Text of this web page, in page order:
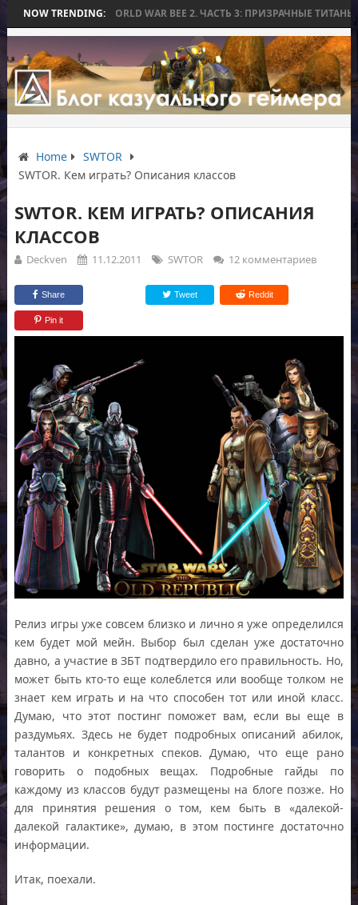
NOW TRENDING:
БИТВЫ WORLD WAR BEE 2. ЧАСТЬ 3: ПРИЗРАЧНЫЕ ТИТАНЫ И
Home
SWTOR
SWTOR. Кем играть? Описания классов
SWTOR. КЕМ ИГРАТЬ? ОПИСАНИЯ
КЛАССОВ
Deckven 11.12.2011 SWTOR 12 комментариев
Share Tweet Reddit
Pin it
Релиз игры уже совсем близко и лично я уже определился
кем будет мой мейн. Выбор был сделан уже достаточно
давно, а участие в ЗБТ подтвердило его правильность. Но,
может быть кто-то еще колеблется или вообще толком не
знает кем играть и на что способен тот или иной класс.
Думаю, что этот постинг поможет вам, если вы еще в
раздумьях. Здесь не будет подробных описаний абилок,
талантов и конкретных спеков. Думаю, что еще рано
говорить о подобных вещах. Подробные гайды по
каждому из классов будут размещены на блоге позже. Но
для принятия решения о том, кем быть в «далекой-
далекой галактике», думаю, в этом постинге достаточно
информации.
Итак, поехали.